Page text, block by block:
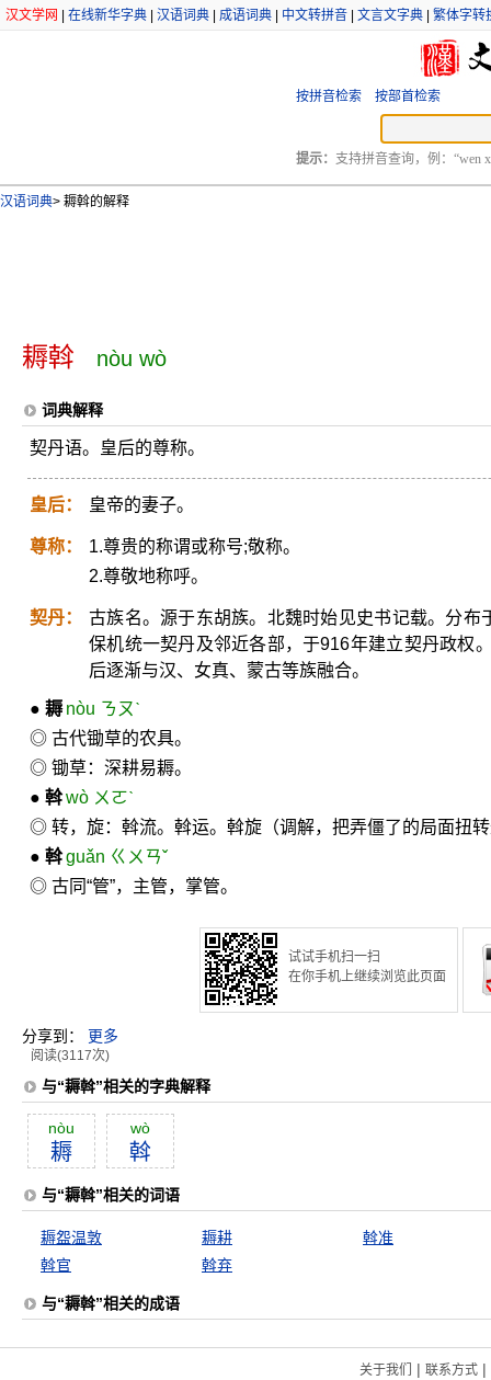
汉文学网 在线新华字典 汉语词典 成语词典 中文转拼音 文言文字典 繁体字转
按拼音检索 按部首检索
提示： 支持拼音查询，例：“wen
汉语词典> 耨斡的解释
耨斡 nòu wò
词典解释
契丹语。皇后的尊称。
皇后： 皇帝的妻子。
尊称：
1.尊贵的称谓或称号;敬称。
2.尊敬地称呼。
契丹：
古族名。源于东胡族。北魏时始见史书记载。分
保机统一契丹及邻近各部，于916年建立契丹政权
后逐渐与汉、女真、蒙古等族融合。
● 耨 nòu ㄋㄡˋ
◎ 古代锄草的农具。
◎ 锄草：深耕易耨。
● 斡wò ㄨㄛˋ
◎ 转，旋：斡流。斡运。斡旋（调解，把弄僵了的局面扭
● 斡guǎn ㄍㄨㄢˇ
◎ 古同“管”，主管，掌管。
试试手机扫一扫
在你手机上继续浏览此页面
分享到： 更多
阅读(3117次)
与“耨斡”相关的字典解释
nòu
耨
wò
斡
与“耨斡”相关的词语
耨盌温敦 耨耕
斡准
斡官
斡弃
与“耨斡”相关的成语
关于我们 | 联系方式|